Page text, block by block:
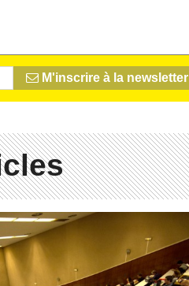
M'inscrire à la newsletter